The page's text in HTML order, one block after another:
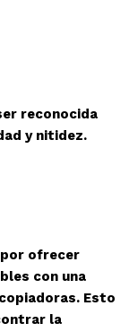
reconocida
y nitidez.
ofrecer
con una
Esto
la